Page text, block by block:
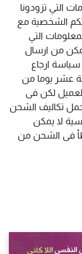
التي تزودونا
الشخصية مع
التي
من ارسال
ارجاع
عشر يوما من
لكن فى
تكاليف الشحن
لا يمكن
فى الشحن من